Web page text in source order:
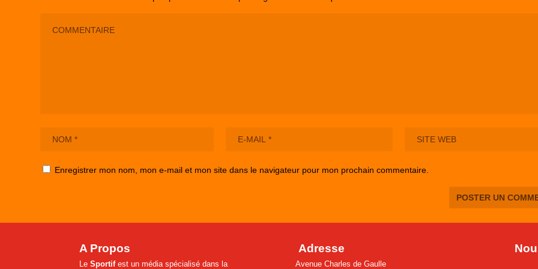
Enregistrer mon nom, mon e-mail et mon site dans le navigateur pour mon prochain commentaire.
A Propos
Le Sportifest un média spécialisé dans la
Adresse
Avenue Charles de Gaulle